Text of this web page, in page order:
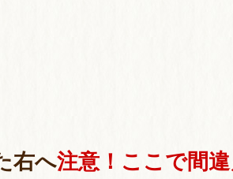
右へ注意！ここで間